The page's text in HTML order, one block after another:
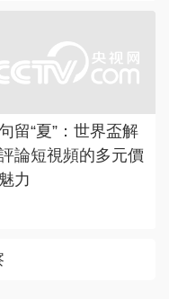
留“夏”：世界盃解
論短視頻的多元價
力